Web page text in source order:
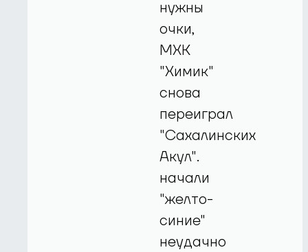
нужны
очки,
МХК
"Химик"
снова
переиграл
"Сахалинских
Акул".
начали
"желто-
синие"
неудачно